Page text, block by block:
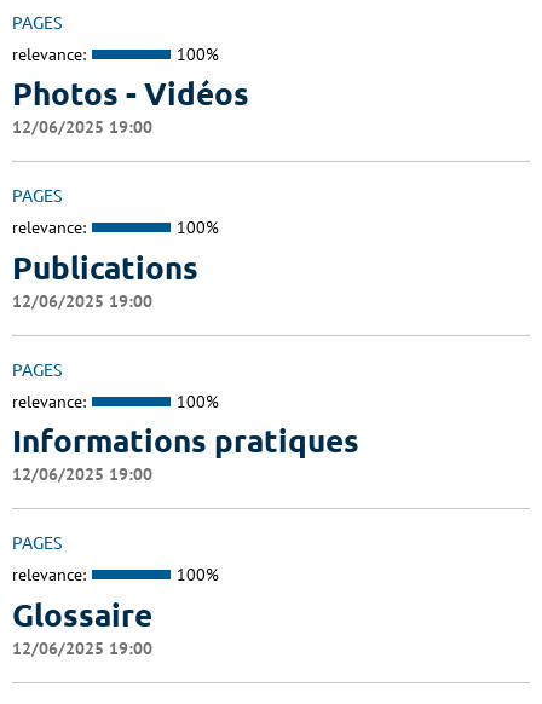
PAGES
relevance: 100%
Photos - Vidéos
12/06/2025 19:00
PAGES
relevance: 100%
Publications
12/06/2025 19:00
PAGES
relevance: 100%
Informations pratiques
12/06/2025 19:00
PAGES
relevance: 100%
Glossaire
12/06/2025 19:00